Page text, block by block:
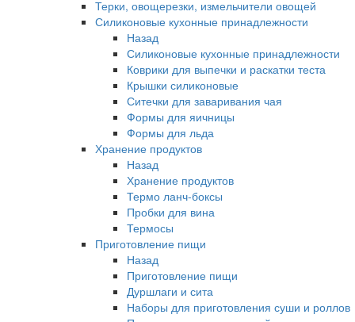
Терки, овощерезки, измельчители овощей
Силиконовые кухонные принадлежности
Назад
Силиконовые кухонные принадлежности
Коврики для выпечки и раскатки теста
Крышки силиконовые
Ситечки для заваривания чая
Формы для яичницы
Формы для льда
Хранение продуктов
Назад
Хранение продуктов
Термо ланч-боксы
Пробки для вина
Термосы
Приготовление пищи
Назад
Приготовление пищи
Дуршлаги и сита
Наборы для приготовления суши и роллов